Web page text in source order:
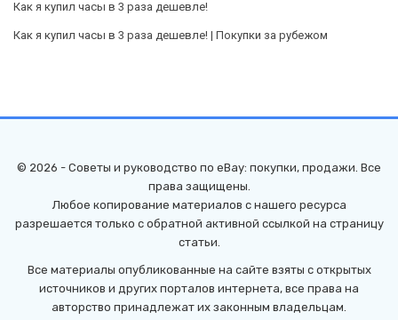
Как я купил часы в 3 раза дешевле!
Как я купил часы в 3 раза дешевле! | Покупки за рубежом
© 2026 - Советы и руководство по eBay: покупки, продажи. Все
права защищены.
Любое копирование материалов с нашего ресурса
разрешается только с обратной активной ссылкой на страницу
статьи.
Все материалы опубликованные на сайте взяты с открытых
источников и других порталов интернета, все права на
авторство принадлежат их законным владельцам.